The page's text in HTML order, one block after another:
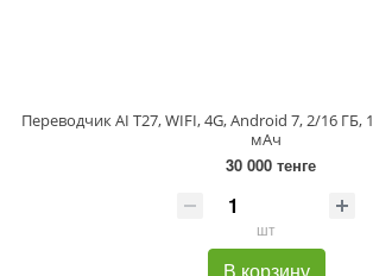
Переводчик AI T27, WIFI, 4G, Android 7, 2/16 ГБ,
мАч
30 000 тенге
шт
В корзину